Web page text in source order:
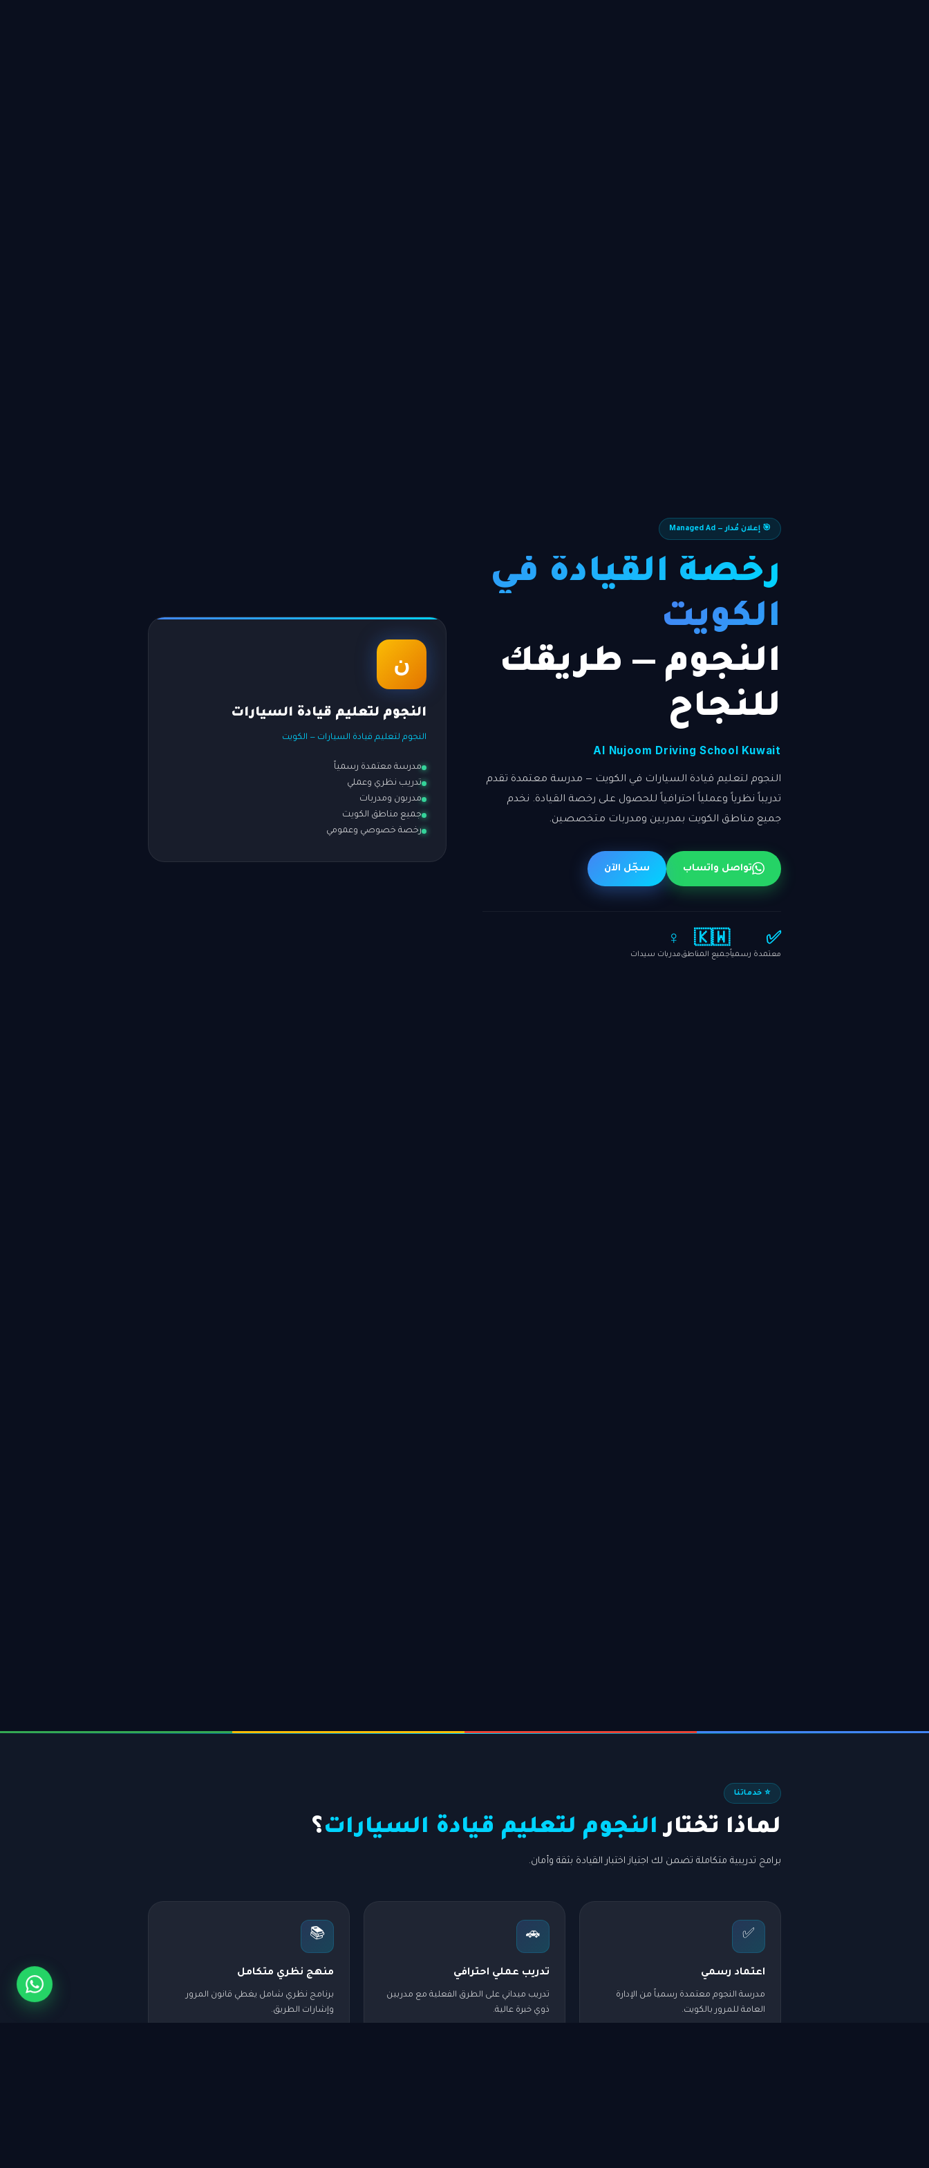
🎯 إعلان مُدار — Managed Ad
رخصة القيادة في
الكويت
النجوم — طريقك
للنجاح
Al Nujoom Driving School Kuwait
النجوم لتعليم قيادة السيارات في الكويت — مدرسة معتمدة تقدم
تدريباً نظرياً وعملياً احترافياً للحصول على رخصة القيادة. نخدم
جميع مناطق الكويت بمدربين ومدربات متخصصين.
تواصل واتساب سجّل الآن
✅
معتمدة رسمياً
🇰🇼
جميع المناطق
♀️
مدربات سيدات
ن
النجوم لتعليم قيادة السيارات
النجوم لتعليم قيادة السيارات — الكويت
مدرسة معتمدة رسمياً
تدريب نظري وعملي
مدربون ومدربات
جميع مناطق الكويت
رخصة خصوصي وعمومي
⭐ خدماتنا
لماذا تختار النجوم لتعليم قيادة السيارات؟
برامج تدريبية متكاملة تضمن لك اجتياز اختبار القيادة بثقة وأمان.
✅
اعتماد رسمي
مدرسة النجوم معتمدة رسمياً من الإدارة
العامة للمرور بالكويت.
🚗
تدريب عملي احترافي
تدريب ميداني على الطرق الفعلية مع مدربين
ذوي خبرة عالية.
📚
منهج نظري متكامل
برنامج نظري شامل يغطي قانون المرور
وإشارات الطريق.